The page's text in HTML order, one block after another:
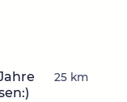
25 km